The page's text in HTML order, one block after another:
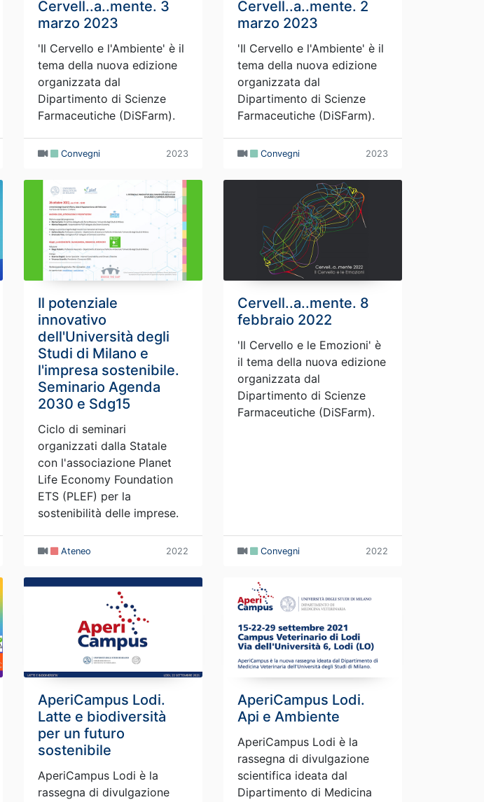
Cervell..a..mente. 3
marzo 2023
'Il Cervello e l'Ambiente' è il
tema della nuova edizione
organizzata dal
Dipartimento di Scienze
Farmaceutiche (DiSFarm).
Convegni 2023
Cervell..a..mente. 2
marzo 2023
'Il Cervello e l'Ambiente' è il
tema della nuova edizione
organizzata dal
Dipartimento di Scienze
Farmaceutiche (DiSFarm).
Convegni 2023
Il potenziale
innovativo
dell'Università degli
Studi di Milano e
l'impresa sostenibile.
Seminario Agenda
2030 e Sdg15
Ciclo di seminari
organizzati dalla Statale
con l'associazione Planet
Life Economy Foundation
ETS (PLEF) per la
sostenibilità delle imprese.
Ateneo 2022
Cervell..a..mente. 8
febbraio 2022
'Il Cervello e le Emozioni' è
il tema della nuova edizione
organizzata dal
Dipartimento di Scienze
Farmaceutiche (DiSFarm).
Convegni 2022
AperiCampus Lodi.
Latte e biodiversità
per un futuro
sostenibile
AperiCampus Lodi è la
rassegna di divulgazione
AperiCampus Lodi.
Api e Ambiente
AperiCampus Lodi è la
rassegna di divulgazione
scientifica ideata dal
Dipartimento di Medicina